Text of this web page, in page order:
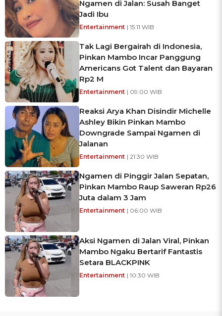
Ngamen di Jalan: Susah Banget
Jadi Ibu
Entertainment | 15:11 WIB
Tak Lagi Bergairah di Indonesia,
Pinkan Mambo Incar Panggung
Americans Got Talent dan Bayaran
Rp2 M
Entertainment | 09:00 WIB
Reaksi Arya Khan Disindir Michelle
Ashley Bikin Pinkan Mambo
Downgrade Sampai Ngamen di
Jalanan
Entertainment | 21:30 WIB
Ngamen di Pinggir Jalan Sepatan,
Pinkan Mambo Raup Saweran Rp26
Juta dalam 3 Jam
Entertainment | 06:00 WIB
Aksi Ngamen di Jalan Viral, Pinkan
Mambo Ngaku Bertarif Fantastis
Setara BLACKPINK
Entertainment | 10:30 WIB